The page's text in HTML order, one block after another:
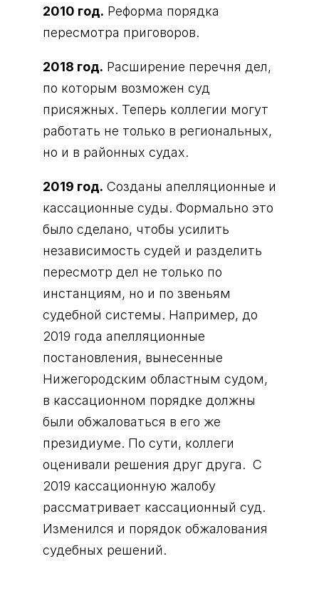
2010 год. Реформа порядка
пересмотра приговоров.
2018 год. Расширение перечня дел,
по которым возможен суд
присяжных. Теперь коллегии могут
работать не только в региональных,
но и в районных судах.
2019 год. Созданы апелляционные и
кассационные суды. Формально это
было сделано, чтобы усилить
независимость судей и разделить
пересмотр дел не только по
инстанциям, но и по звеньям
судебной системы. Например, до
2019 года апелляционные
постановления, вынесенные
Нижегородским областным судом,
в кассационном порядке должны
были обжаловаться в его же
президиуме. По сути, коллеги
оценивали решения друг друга. С
2019 кассационную жалобу
рассматривает кассационный суд.
Изменился и порядок обжалования
судебных решений.